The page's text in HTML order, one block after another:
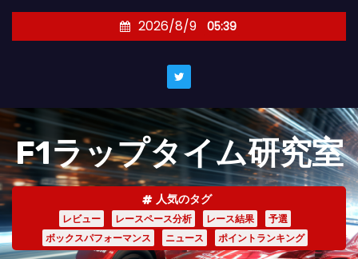
キ
ッ
プ
2026/8/9 05:39
F1ラップタイム研究室
人気のタグ
レビュー レースペース分析 レース結果
予選
ボックスパフォーマンス
ニュース ポイントランキング